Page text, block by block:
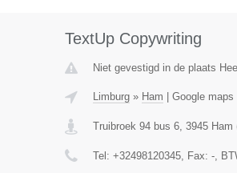
TextUp Copywriting
Niet gevestigd in de plaats
Limburg» Ham Google maps
Truibroek 94 bus 6, 3945 Ham
Tel: +32498120345, Fax: -,